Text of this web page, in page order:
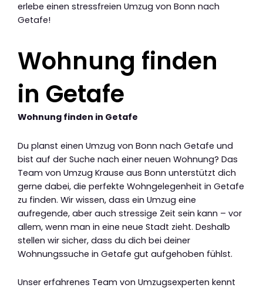
erlebe einen stressfreien Umzug von Bonn nach
Getafe!
Wohnung finden
in Getafe
Wohnung finden in Getafe
Du planst einen Umzug von Bonn nach Getafe und
bist auf der Suche nach einer neuen Wohnung? Das
Team von Umzug Krause aus Bonn unterstützt dich
gerne dabei, die perfekte Wohngelegenheit in Getafe
zu finden. Wir wissen, dass ein Umzug eine
aufregende, aber auch stressige Zeit sein kann – vor
allem, wenn man in eine neue Stadt zieht. Deshalb
stellen wir sicher, dass du dich bei deiner
Wohnungssuche in Getafe gut aufgehoben fühlst.
Unser erfahrenes Team von Umzugsexperten kennt